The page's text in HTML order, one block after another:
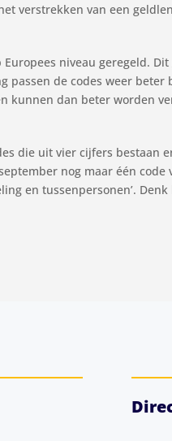
verstrekken van een
niveau geregeld.
de codes weer
kunnen dan beter worden
die uit vier cijfers bestaan
nog maar één
en tussenpersonen’.